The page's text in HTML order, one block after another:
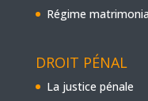
Régime
DROIT PÉNAL
La justice pénale